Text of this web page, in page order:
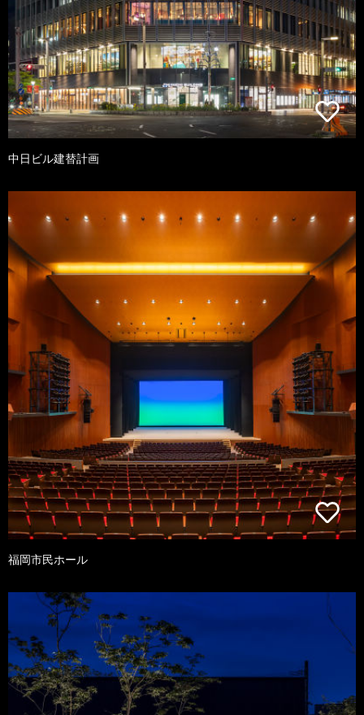
中日ビル建替計画
福岡市民ホール